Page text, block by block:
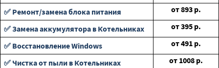
✅ Ремонт/замена блока питания
от893 р.
✅ Замена аккумулятора в Котельниках
от395 р.
✅ Восстановление Windows
от491 р.
✅ Чистка от пыли в Котельниках
от 1008 р.